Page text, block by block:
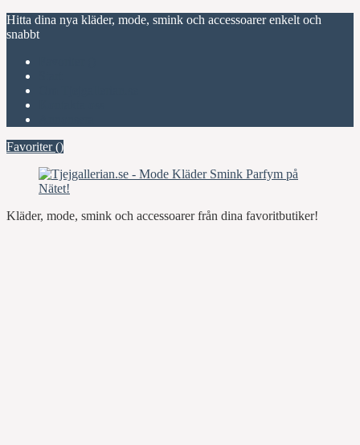
Hitta dina nya kläder, mode, smink och accessoarer enkelt och
snabbt
Favoriter ()
Kläder, mode, smink och accessoarer från dina favoritbutiker!